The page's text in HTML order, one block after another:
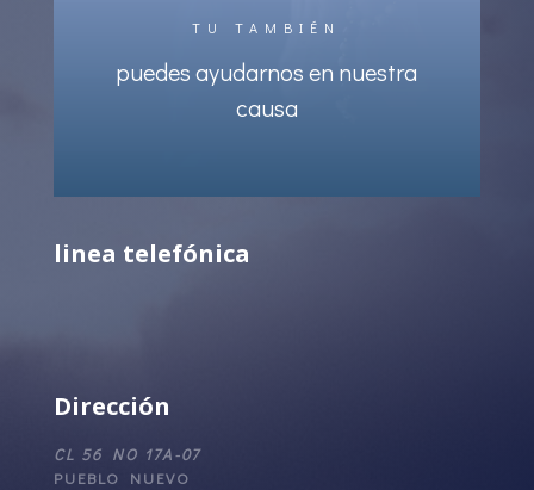
TU TAMBIÉN
puedes ayudarnos en nuestra
causa
linea telefónica
Dirección
CL 56 NO 17A-07
PUEBLO NUEVO